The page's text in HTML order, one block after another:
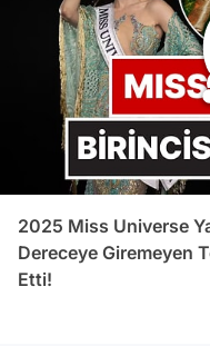
2025 Miss Universe
Dereceye Giremeyen
Etti!